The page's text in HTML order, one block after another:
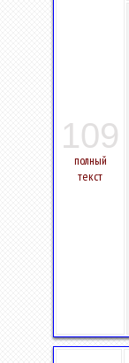
109
полный
текст